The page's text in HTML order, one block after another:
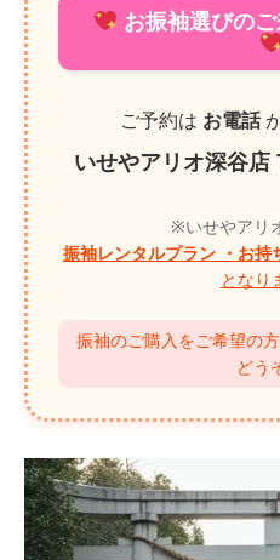
お振袖選びの
ご予約は お電話
いせやアリオ深谷店
※いせやアリ
振袖レンタルプラン ・お
となり
振袖のご購入をご希望の
どう